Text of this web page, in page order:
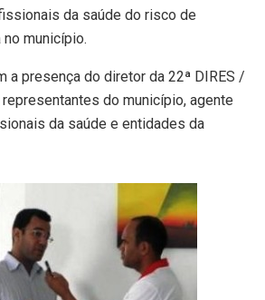
da saúde do risco de
município.
a presença do diretor da 22ª DIRES /
do município, agente
da saúde e entidades da